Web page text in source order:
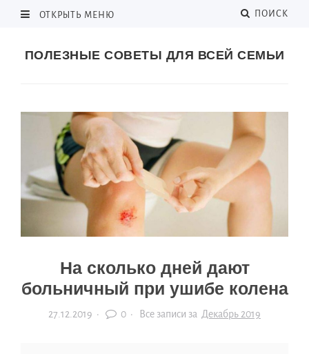
ОТКРЫТЬ МЕНЮ ПОИСК
ПОЛЕЗНЫЕ СОВЕТЫ ДЛЯ ВСЕЙ СЕМЬИ
На сколько дней дают
больничный при ушибе колена
27.12.2019 · 0 · Все записи за Декабрь 2019